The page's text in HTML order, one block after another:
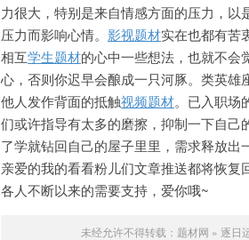
力很大，特别是来自情感方面的压力，
压力而影响心情。 影视题材实在也都有苦
相互学生题材的心中一些想法，也就不会
心，否则你迟早会酿成一只河豚。类英
他人发作背面的抵触视频题材。已入职场
们或许指导有太多的磨擦，抑制一下自
了学就钻回自己的屋子里里，需求释放
亲爱的我的看看粉儿们文章推送都将恢复
各人不断以来的需要支持，爱你哦~
未经允许不得转载： 题材网 » 逐日